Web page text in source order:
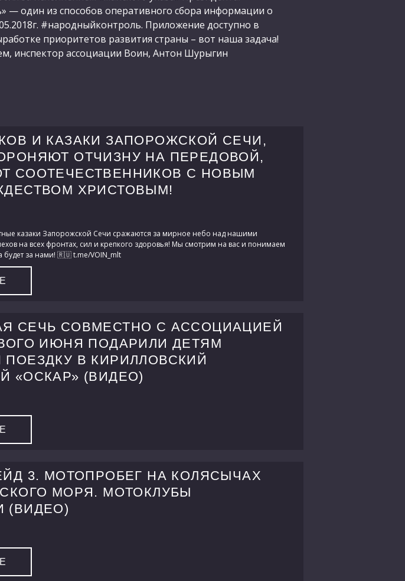
один из способов оперативного сбора информации о
#народныйконтроль. Приложение доступно в
приоритетов развития страны – вот наша задача!
инспектор ассоциации Воин, Антон Шурыгин
И КАЗАКИ ЗАПОРОЖСКОЙ СЕЧИ,
ОТЧИЗНУ НА ПЕРЕДОВОЙ,
СООТЕЧЕСТВЕННИКОВ С НОВЫМ
ХРИСТОВЫМ!
казаки Запорожской Сечи сражаются за мирное небо над нашими
на всех фронтах, сил и крепкого здоровья! Мы смотрим на вас и понимаем
будет за нами! 🇷🇺 t.me/VOIN_mlt
СЕЧЬ СОВМЕСТНО С АССОЦИАЦИЕЙ
ИЮНЯ ПОДАРИЛИ ДЕТЯМ
В КИРИЛЛОВСКИЙ
«ОСКАР» (ВИДЕО)
3. МОТОПРОБЕГ НА КОЛЯСЫЧАХ
МОРЯ. МОТОКЛУБЫ
(ВИДЕО)